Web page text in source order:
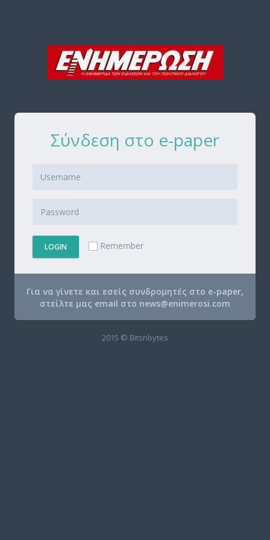
Σύνδεση στο e-paper
LOGIN Remember
Για να γίνετε και εσείς συνδρομητές στο e-paper,
στείλτε μας email στο news@enimerosi.com
2015 © Bitsnbytes